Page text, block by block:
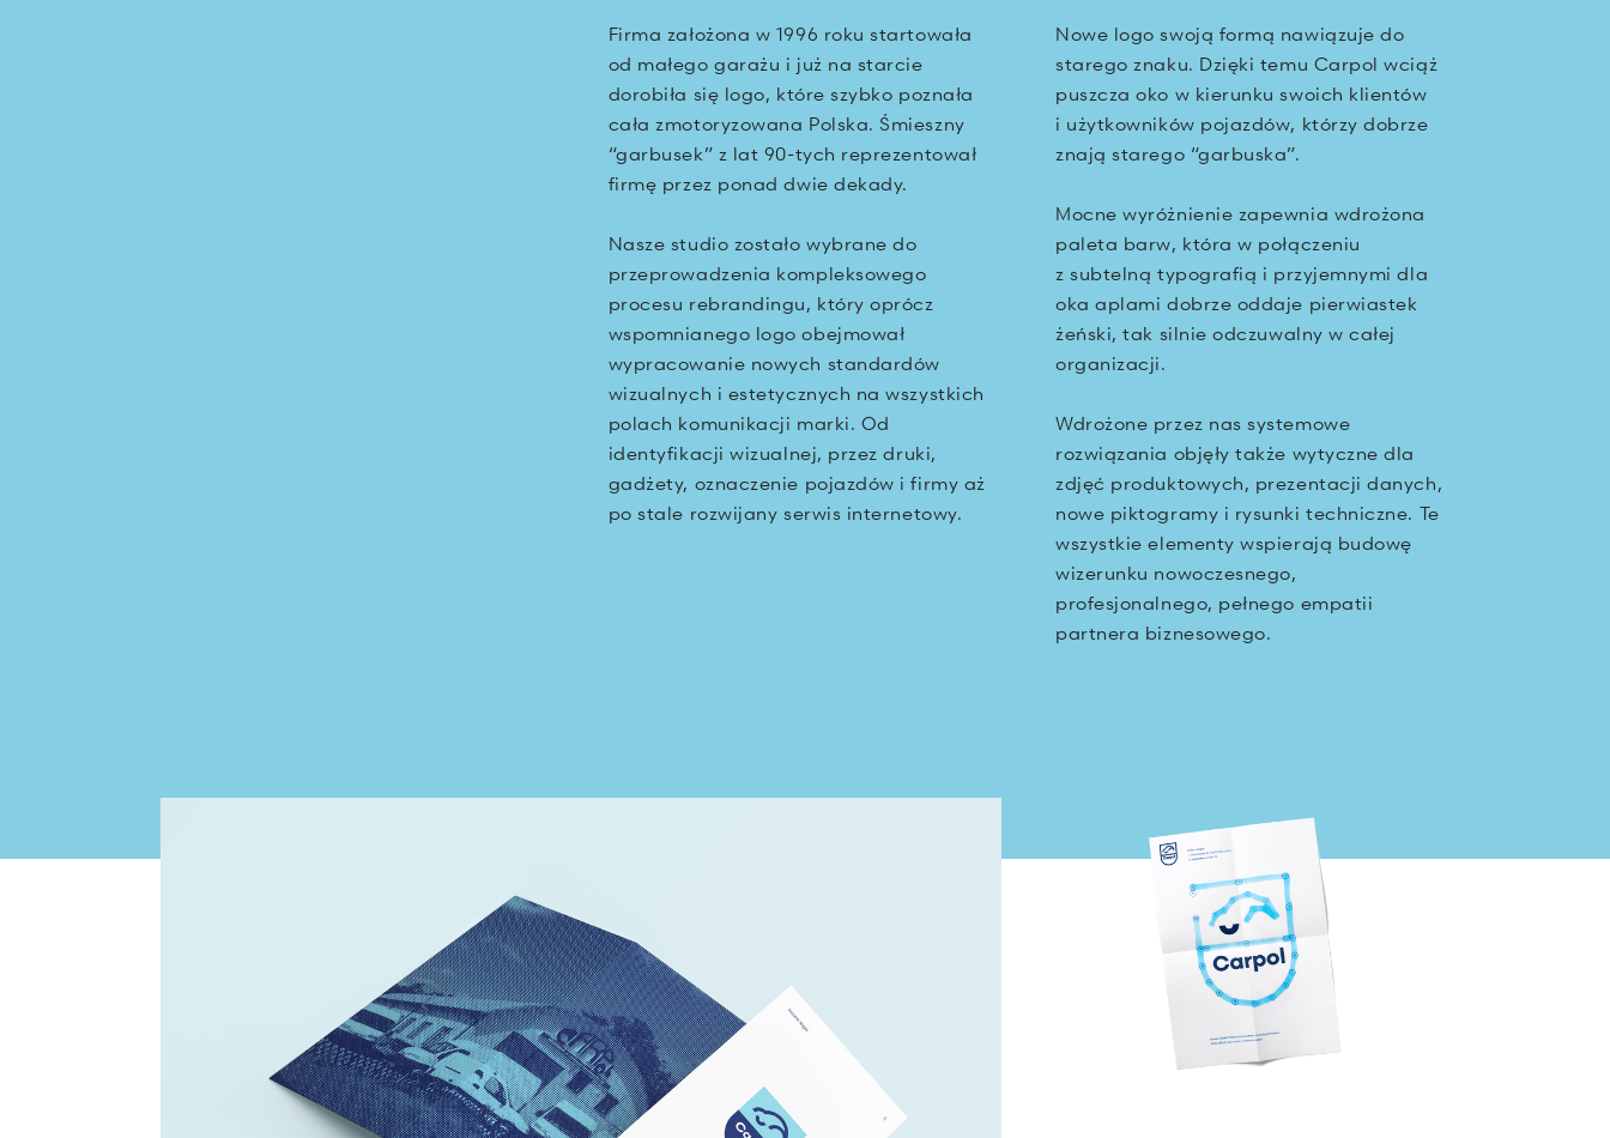
Firma założona w 1996 roku startowała
od małego garażu i już na starcie
dorobiła się logo, które szybko poznała
cała zmotoryzowana Polska. Śmieszny
“garbusek” z lat 90-tych reprezentował
firmę przez ponad dwie dekady.
Nasze studio zostało wybrane do
przeprowadzenia kompleksowego
procesu rebrandingu, który oprócz
wspomnianego logo obejmował
wypracowanie nowych standardów
wizualnych i estetycznych na wszystkich
polach komunikacji marki. Od
identyfikacji wizualnej, przez druki,
gadżety, oznaczenie pojazdów i firmy aż
po stale rozwijany serwis internetowy.
Nowe logo swoją formą nawiązuje do
starego znaku. Dzięki temu Carpol wciąż
puszcza oko w kierunku swoich klientów
i użytkowników pojazdów, którzy dobrze
znają starego “garbuska”.
Mocne wyróżnienie zapewnia wdrożona
paleta barw, która w połączeniu
z subtelną typografią i przyjemnymi dla
oka aplami dobrze oddaje pierwiastek
żeński, tak silnie odczuwalny w całej
organizacji.
Wdrożone przez nas systemowe
rozwiązania objęły także wytyczne dla
zdjęć produktowych, prezentacji danych,
nowe piktogramy i rysunki techniczne. Te
wszystkie elementy wspierają budowę
wizerunku nowoczesnego,
profesjonalnego, pełnego empatii
partnera biznesowego.